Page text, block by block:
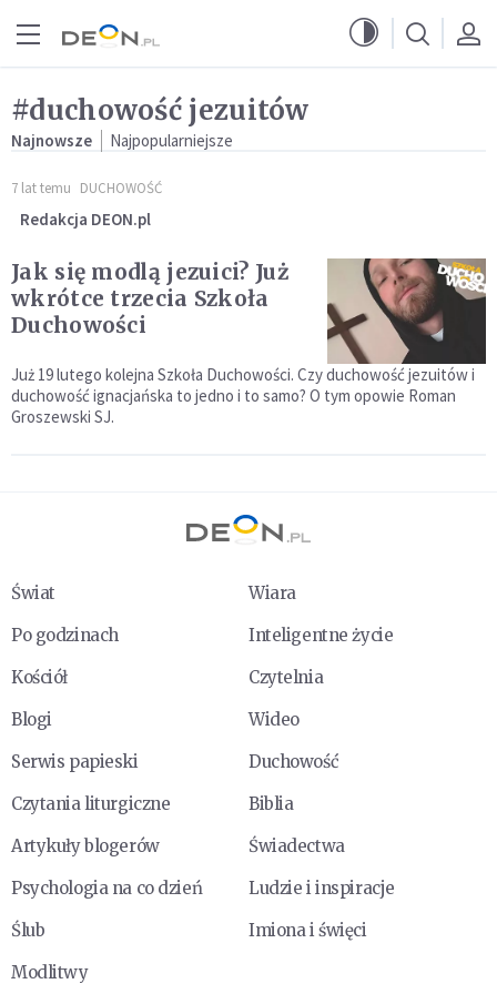
#duchowość jezuitów
Najnowsze Najpopularniejsze
7 lat temu DUCHOWOŚĆ
Redakcja DEON.pl
Jak się modlą jezuici? Już
wkrótce trzecia Szkoła
Duchowości
Już 19 lutego kolejna Szkoła Duchowości. Czy duchowość jezuitów i
duchowość ignacjańska to jedno i to samo? O tym opowie Roman
Groszewski SJ.
Świat
Wiara
Po godzinach
Inteligentne życie
Kościół
Czytelnia
Blogi
Wideo
Serwis papieski
Duchowość
Czytania liturgiczne
Biblia
Artykuły blogerów
Świadectwa
Psychologia na co dzień
Ludzie i inspiracje
Ślub
Imiona i święci
Modlitwy